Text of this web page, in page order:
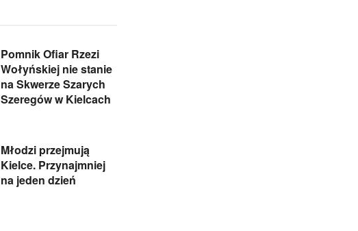
Pomnik Ofiar Rzezi
Wołyńskiej nie stanie
na Skwerze Szarych
Szeregów w Kielcach
Młodzi przejmują
Kielce. Przynajmniej
na jeden dzień